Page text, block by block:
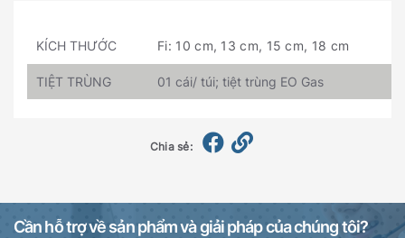
KÍCH THƯỚC Fi: 10 cm, 13 cm, 15 cm, 18 cm
TIỆT TRÙNG 01 cái/ túi; tiệt trùng EO Gas
Chia sẻ:
Cần hỗ trợ về sản phẩm và giải pháp của chúng tôi?